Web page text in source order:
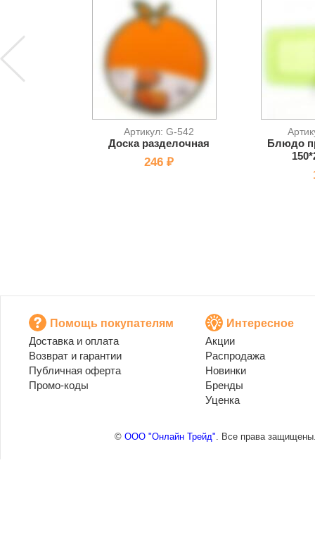
Артикул: G-542
Доска разделочная
246 ₽
Блюдо
Помощь покупателям
Доставка и оплата
Возврат и гарантии
Публичная оферта
Промо-коды
Интересное
Акции
Распродажа
Новинки
Бренды
Уценка
© ООО "Онлайн Трейд". Все права